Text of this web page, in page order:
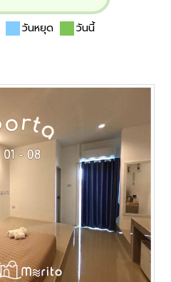
วันหยุด
วันนี้